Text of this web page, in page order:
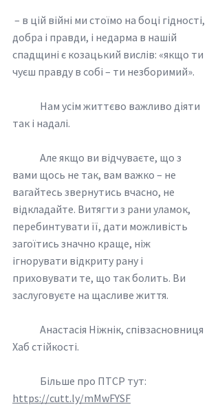
добра і правди, і недарма в нашій
спадщині є козацький вислів: «якщо ти
чуєш правду в собі – ти незборимий».
так і надалі.
вами щось не так, вам важко – не
вагайтесь звернутись вчасно, не
відкладайте. Витягти з рани уламок,
перебинтувати її, дати можливість
загоїтись значно краще, ніж
ігнорувати відкриту рану і
приховувати те, що так болить. Ви
заслуговуєте на щасливе життя.
	Анастасія Ніжнік, співзасновниця
Хаб стійкості.
	Більше про ПТСР тут:
https://cutt.ly/mMwFYSF